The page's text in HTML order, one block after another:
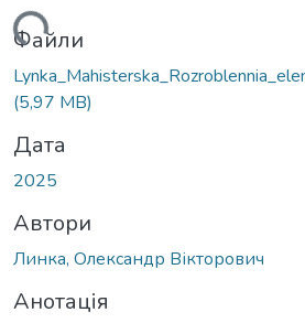
Файли
(5,97 MB)
Дата
2025
Автори
Линка, Олександр Вікторович
Анотація